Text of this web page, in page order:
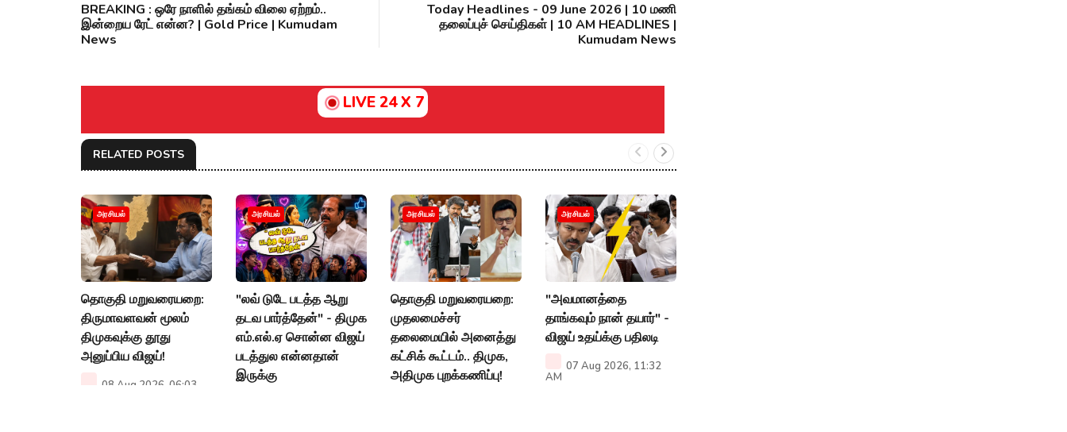
BREAKING : ஒரே நாளில் தங்கம் விலை ஏற்றம்..
இன்றைய ரேட் என்ன? | Gold Price | Kumudam
News
Today Headlines - 09 June 2026 | 10 மணி
தலைப்புச் செய்திகள் | 10 AM HEADLINES |
Kumudam News
LIVE 24 X 7
RELATED POSTS
அரசியல்
தொகுதி மறுவரையறை:
திருமாவளவன் மூலம்
திமுகவுக்கு தூது
அனுப்பிய விஜய்!
08 Aug 2026, 06:03
அரசியல்
"லவ் டுடே படத்த ஆறு
தடவ பார்த்தேன்" - திமுக
எம்.எல்.ஏ சொன்ன விஜய்
படத்துல என்னதான்
இருக்கு
அரசியல்
தொகுதி மறுவரையறை:
முதலமைச்சர்
தலைமையில் அனைத்து
கட்சிக் கூட்டம்.. திமுக,
அதிமுக புறக்கணிப்பு!
அரசியல்
"அவமானத்தை
தாங்கவும் நான் தயார்" -
விஜய் உதய்க்கு பதிலடி
07 Aug 2026, 11:32
AM